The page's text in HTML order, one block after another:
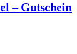
– Gutschein